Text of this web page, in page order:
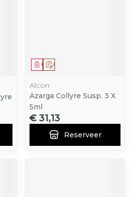
Op voorschrift
Geneesmiddel
Alcon
Azarga Collyre Susp. 3 X
5ml
€ 31,13
Reserveer